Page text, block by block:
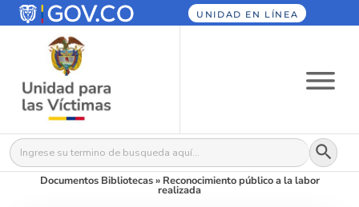
UNIDAD EN LÍNEA
Buscar: Botón
Documentos Bibliotecas» Reconocimiento público a la labor
realizada